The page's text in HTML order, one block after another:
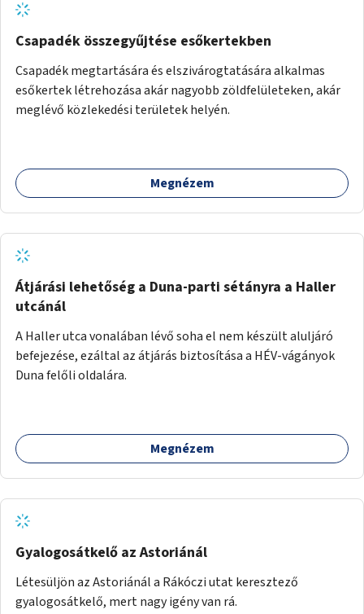
Csapadék összegyűjtése esőkertekben
Csapadék megtartására és elszivárogtatására alkalmas
esőkertek létrehozása akár nagyobb zöldfelületeken, akár
meglévő közlekedési területek helyén.
Megnézem
Átjárási lehetőség a Duna-parti sétányra a Haller
utcánál
A Haller utca vonalában lévő soha el nem készült aluljáró
befejezése, ezáltal az átjárás biztosítása a HÉV-vágányok
Duna felőli oldalára.
Megnézem
Gyalogosátkelő az Astoriánál
Létesüljön az Astoriánál a Rákóczi utat keresztező
gyalogosátkelő, mert nagy igény van rá.